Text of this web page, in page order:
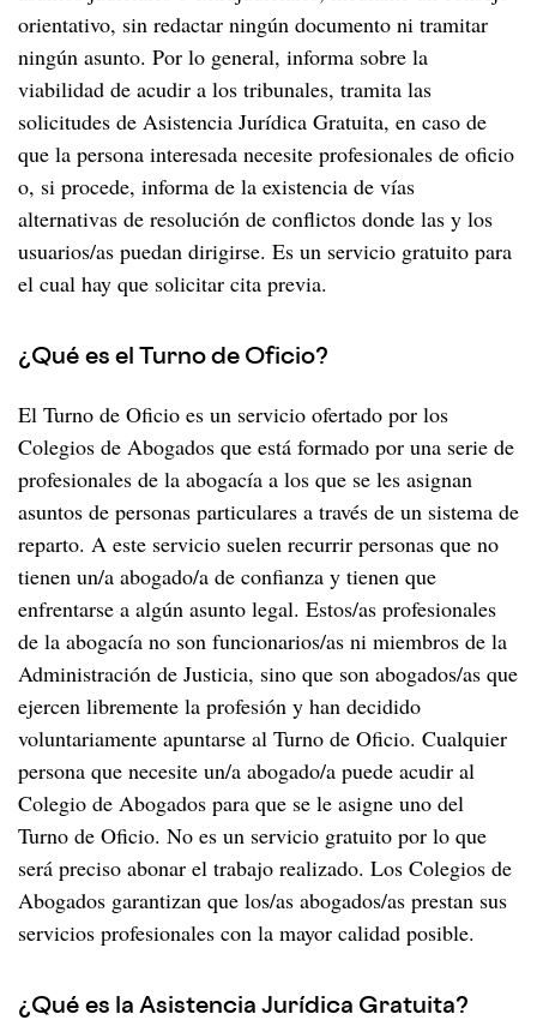
orientativo, sin redactar ningún documento ni tramitar
ningún asunto. Por lo general, informa sobre la
viabilidad de acudir a los tribunales, tramita las
solicitudes de Asistencia Jurídica Gratuita, en caso de
que la persona interesada necesite profesionales de oficio
o, si procede, informa de la existencia de vías
alternativas de resolución de conflictos donde las y los
usuarios/as puedan dirigirse. Es un servicio gratuito para
el cual hay que solicitar cita previa.
¿Qué es el Turno de Oficio?
El Turno de Oficio es un servicio ofertado por los
Colegios de Abogados que está formado por una serie de
profesionales de la abogacía a los que se les asignan
asuntos de personas particulares a través de un sistema de
reparto. A este servicio suelen recurrir personas que no
tienen un/a abogado/a de confianza y tienen que
enfrentarse a algún asunto legal. Estos/as profesionales
de la abogacía no son funcionarios/as ni miembros de la
Administración de Justicia, sino que son abogados/as que
ejercen libremente la profesión y han decidido
voluntariamente apuntarse al Turno de Oficio. Cualquier
persona que necesite un/a abogado/a puede acudir al
Colegio de Abogados para que se le asigne uno del
Turno de Oficio. No es un servicio gratuito por lo que
será preciso abonar el trabajo realizado. Los Colegios de
Abogados garantizan que los/as abogados/as prestan sus
servicios profesionales con la mayor calidad posible.
¿Qué es la Asistencia Jurídica Gratuita?